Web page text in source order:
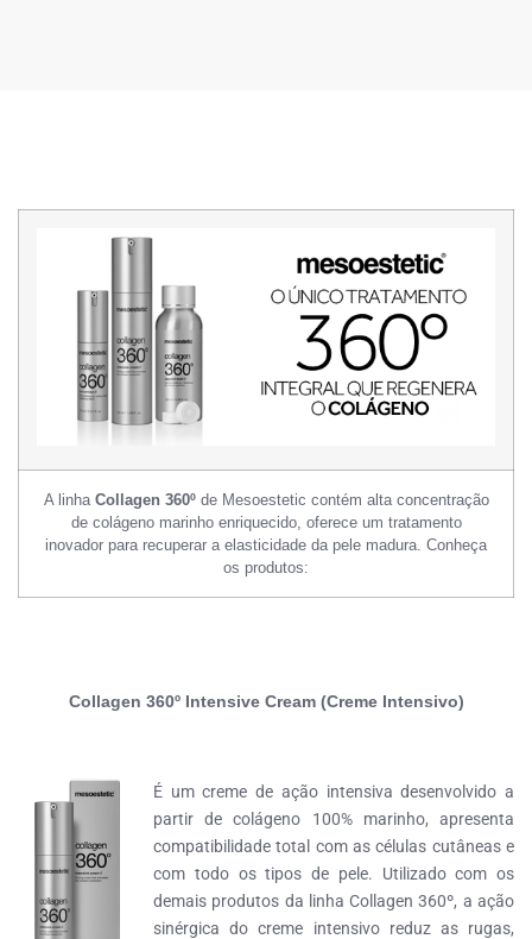
A linha Collagen 360ºde Mesoestetic contém alta concentração
de colágeno marinho enriquecido, oferece um tratamento
inovador para recuperar a elasticidade da pele madura. Conheça
os produtos:
Collagen 360º Intensive Cream (Creme Intensivo)
É um creme de ação intensiva desenvolvido a
partir de colágeno 100% marinho, apresenta
compatibilidade total com as células cutâneas e
com todo os tipos de pele. Utilizado com os
demais produtos da linha Collagen 360º, a ação
sinérgica do creme intensivo reduz as rugas,